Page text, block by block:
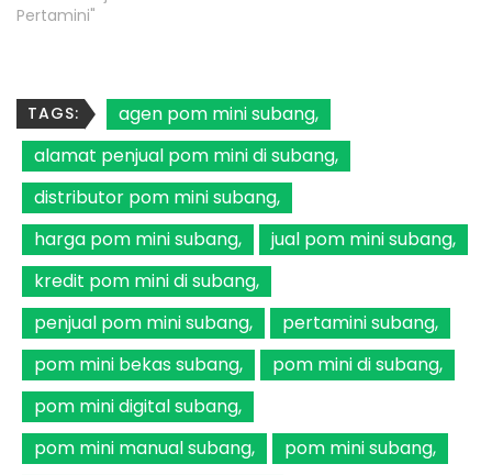
Pertamini"
TAGS:
agen pom mini subang
alamat penjual pom mini di subang
distributor pom mini subang
harga pom mini subang
jual pom mini subang
kredit pom mini di subang
penjual pom mini subang
pertamini subang
pom mini bekas subang
pom mini di subang
pom mini digital subang
pom mini manual subang
pom mini subang